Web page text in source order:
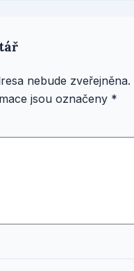
nebude zveřejněna.
jsou označeny *